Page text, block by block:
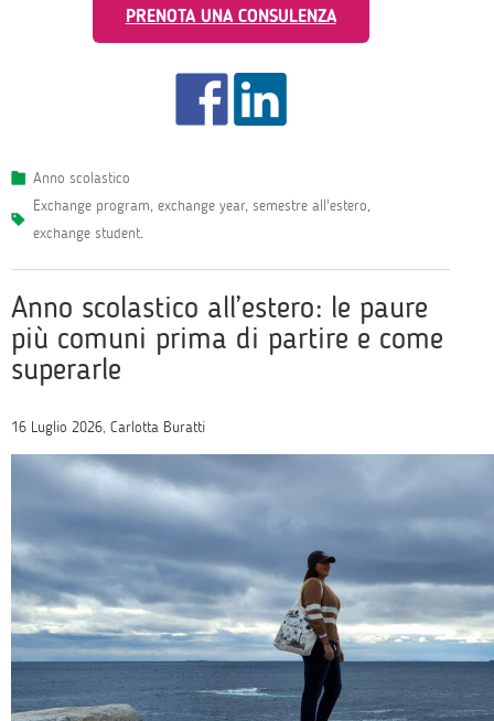
PRENOTA UNA CONSULENZA
Anno scolastico
exchange program, exchange year, semestre all'estero,
exchange student.
Anno scolastico all’estero: le paure
più comuni prima di partire e come
superarle
16 Luglio 2026, Carlotta Buratti